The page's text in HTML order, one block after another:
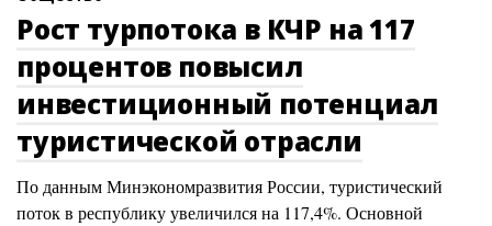
Рост турпотока в КЧР на 117
процентов повысил
инвестиционный потенциал
туристической отрасли
По данным Минэкономразвития России, туристический
поток в республику увеличился на 117,4%. Основной